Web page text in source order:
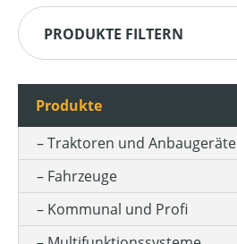
PRODUKTE FILTERN
HERSTELLER
AKKUKAPAZITÄT (IN AH)
ARBEITSZEIT (IN MIN)
Produkte
Traktoren und Anbaugeräte
Fahrzeuge
Kommunal und Profi